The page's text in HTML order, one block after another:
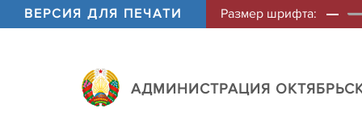
ВЕРСИЯ ДЛЯ ПЕЧАТИ Размер шрифта:
АДМИНИСТРАЦИЯ